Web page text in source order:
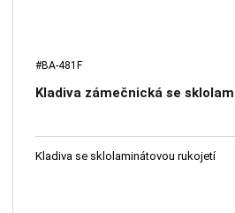
#BA-481F
Kladiva zámečnická se
Kladiva se sklolaminátovou rukojetí